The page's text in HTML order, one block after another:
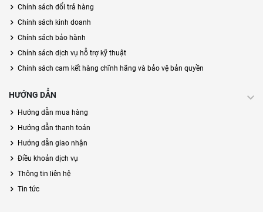
Chính sách đổi trả hàng
Chính sách kinh doanh
Chính sách bảo hành
Chính sách dịch vụ hỗ trợ kỹ thuật
Chính sách cam kết hàng chĩnh hãng và bảo vệ bản quyền
HƯỚNG DẪN
Hướng dẫn mua hàng
Hướng dẫn thanh toán
Hướng dẫn giao nhận
Điều khoản dịch vụ
Thông tin liên hệ
Tin tức